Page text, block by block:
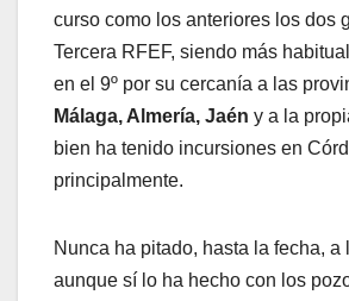
curso como los anteriores los dos
Tercera RFEF, siendo más
en el 9º por su cercanía a las
Málaga, Almería, Jaén y a la
bien ha tenido incursiones en
principalmente.
Nunca ha pitado, hasta la fecha, a
aunque sí lo ha hecho con los